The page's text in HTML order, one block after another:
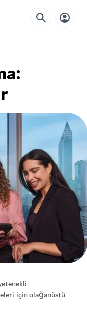
için olağanüstü